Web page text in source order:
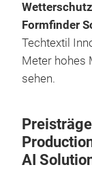
Formfinder
Techtextil
Meter hohes
sehen.
AI